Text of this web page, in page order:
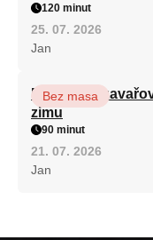
120 minut
25. 07. 2026
Jan
Babiččino
zimu
Bez masa
90 minut
21. 07. 2026
Jan